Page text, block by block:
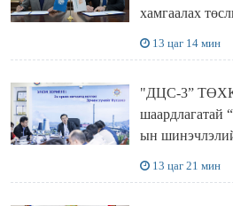
хамгаалах
13 цаг 14 мин
"ДЦС-3”
шаардлагатай
ын
13 цаг 21 мин